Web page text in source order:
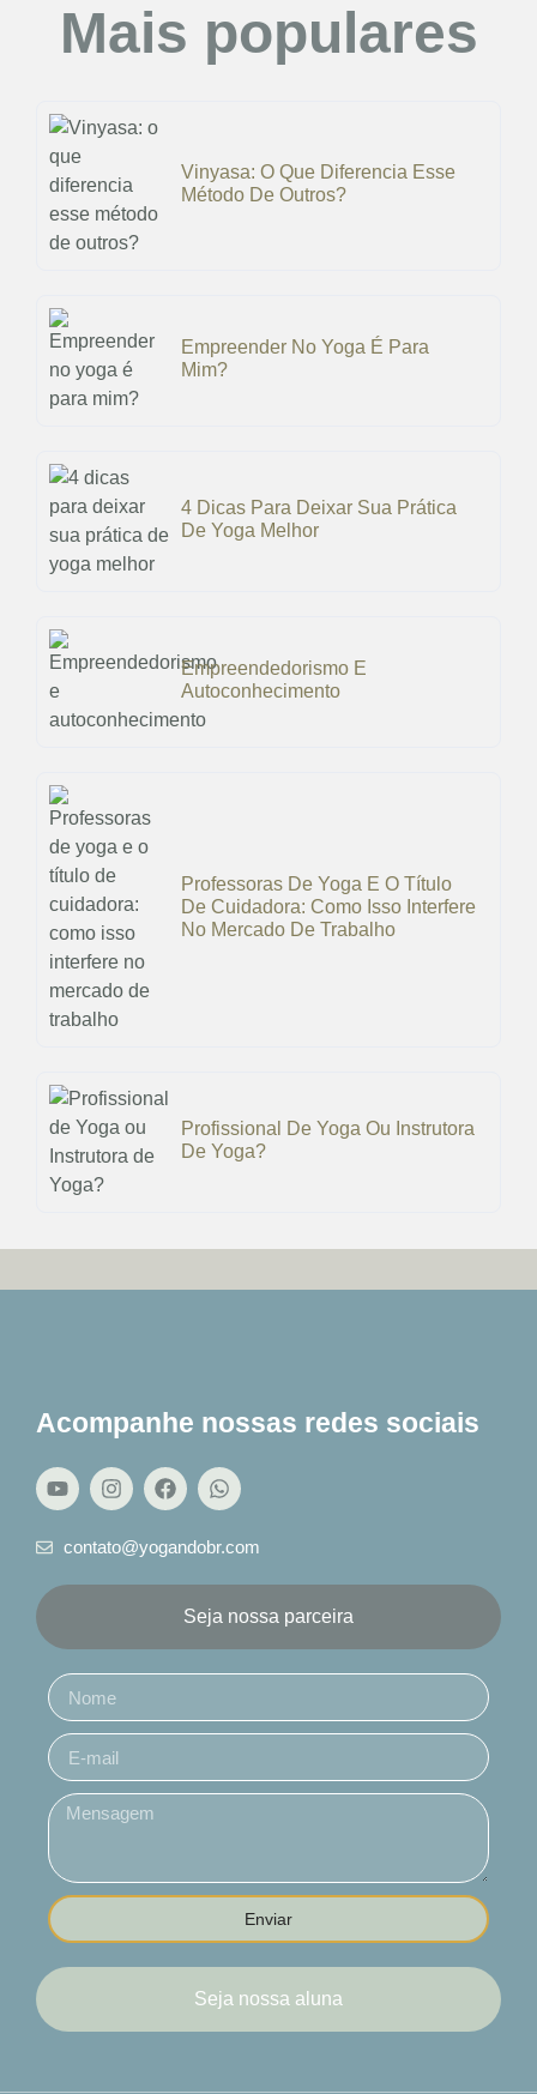
Mais populares
Vinyasa: O Que Diferencia Esse
Método De Outros?
Empreender No Yoga É Para
Mim?
4 Dicas Para Deixar Sua Prática
De Yoga Melhor
Empreendedorismo E
Autoconhecimento
Professoras De Yoga E O Título
De Cuidadora: Como Isso Interfere
No Mercado De Trabalho
Profissional De Yoga Ou Instrutora
De Yoga?
Acompanhe nossas redes sociais
contato@yogandobr.com
Seja nossa parceira
Seja nossa aluna
Enviar